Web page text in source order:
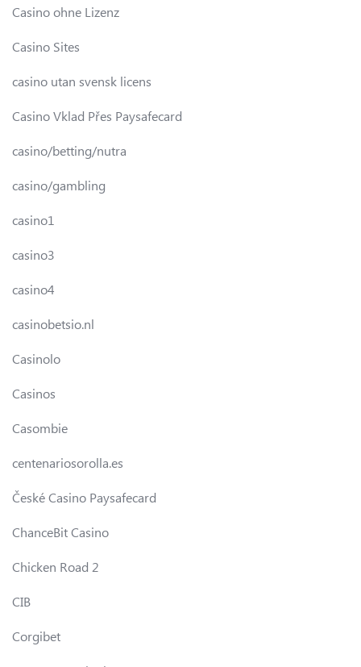
Casino ohne Lizenz
Casino Sites
casino utan svensk licens
Casino Vklad Přes Paysafecard
casino/betting/nutra
casino/gambling
casino1
casino3
casino4
casinobetsio.nl
Casinolo
Casinos
Casombie
centenariosorolla.es
České Casino Paysafecard
ChanceBit Casino
Chicken Road 2
CIB
Corgibet